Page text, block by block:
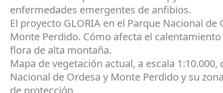
enfermedades emergentes de anfibios.
El proyecto GLORIA en el Parque Nacional de
Monte Perdido. Cómo afecta el
flora de alta montaña.
Mapa de vegetación actual, a escala 1:10.000,
Nacional de Ordesa y Monte Perdido y su